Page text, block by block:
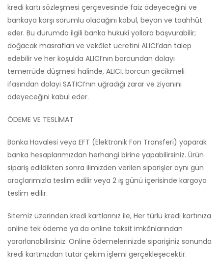
kredi kartı sözleşmesi çerçevesinde faiz ödeyeceğini ve
bankaya karşı sorumlu olacağını kabul, beyan ve taahhüt
eder. Bu durumda ilgili banka hukuki yollara başvurabilir;
doğacak masrafları ve vekâlet ücretini ALICI’dan talep
edebilir ve her koşulda ALICI’nın borcundan dolayı
temerrüde düşmesi halinde, ALICI, borcun gecikmeli
ifasından dolayı SATICI’nın uğradığı zarar ve ziyanını
ödeyeceğini kabul eder.
ÖDEME VE TESLİMAT
Banka Havalesi veya EFT (Elektronik Fon Transferi) yaparak
banka hesaplarımızdan herhangi birine yapabilirsiniz. Ürün
sipariş edildikten sonra ilimizden verilen siparişler aynı gün
araçlarımızla teslim edilir veya 2 iş günü içerisinde kargoya
teslim edilir.
Sitemiz üzerinden kredi kartlarınız ile, Her türlü kredi kartınıza
online tek ödeme ya da online taksit imkânlarından
yararlanabilirsiniz. Online ödemelerinizde siparişiniz sonunda
kredi kartınızdan tutar çekim işlemi gerçekleşecektir.